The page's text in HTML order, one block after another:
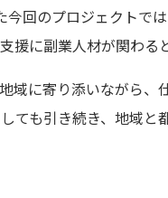
今回のプロジェクトで
援に副業人材が関わる
域に寄り添いながら
ても引き続き、地域と